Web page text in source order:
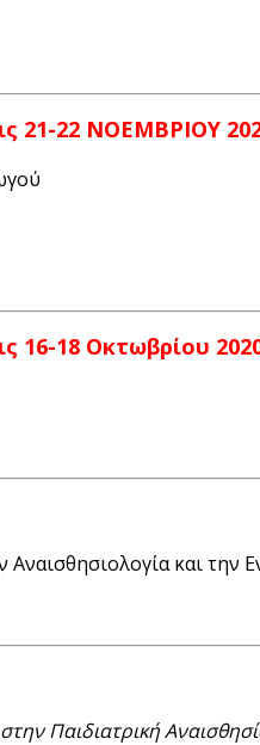
21-22 ΝΟΕΜΒΡΙΟΥ
16-18 Οκτωβρίου
και την
Παιδιατρική